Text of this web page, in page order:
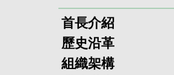
首長介紹
歷史沿革
組織架構